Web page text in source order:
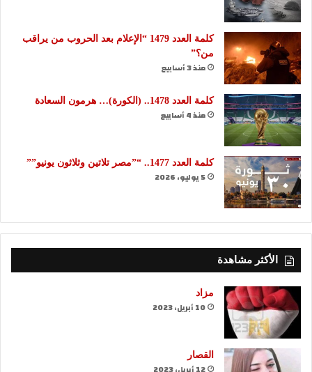
كلمة العدد 1479 “الإعلام بعد الحروب من يراقب
من؟”
منذ 3 أسابيع
كلمة العدد 1478.. (الكورة)… هرمون السعادة
منذ 4 أسابيع
كلمة العدد 1477.. “”مصر تلاتين وثلاثون يونيو””
5 يوليو، 2026
الأكثر مشاهدة
مزاد
10 أبريل، 2023
القصار